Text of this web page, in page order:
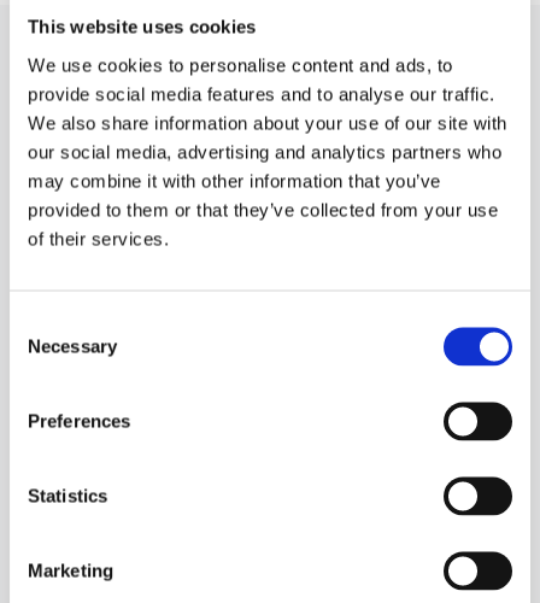
This website uses cookies
We use cookies to personalise content and ads, to
provide social media features and to analyse our traffic.
We also share information about your use of our site with
our social media, advertising and analytics partners who
may combine it with other information that you’ve
provided to them or that they’ve collected from your use
of their services.
Selection
Necessary
Preferences
Statistics
Marketing
ПИЛЬНИК РУЛЬОВОЇ РЕЙКИ ДО AUDI
A8 ДЛЯ ІНШИХ АВТОМОБІЛІВ
A
ALFA ROMEO
159
Brera
GT